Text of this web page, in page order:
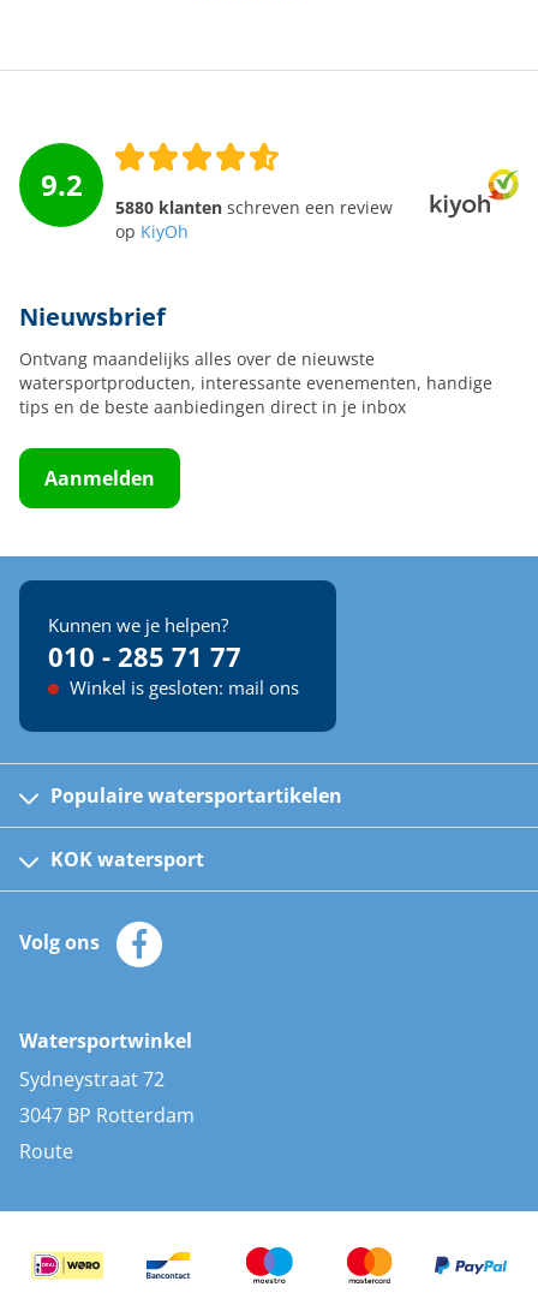
9.2
5880 klanten schreven een review
op KiyOh
Nieuwsbrief
Ontvang maandelijks alles over de nieuwste
watersportproducten, interessante evenementen, handige
tips en de beste aanbiedingen direct in je inbox
Aanmelden
Kunnen we je helpen?
010 - 285 71 77
Winkel is gesloten: mail ons
Populaire watersportartikelen
Kinder reddingsvesten
Automatische reddingsvesten
Zeilkleding
Zonnepanelen
AIS transponders
Stootwillen en fenders
Bootkussens
Zwemtrappen
KOK watersport
Klantenservice
Merken
Volg ons
Watersportwinkel
Sydneystraat 72
3047 BP Rotterdam
Route